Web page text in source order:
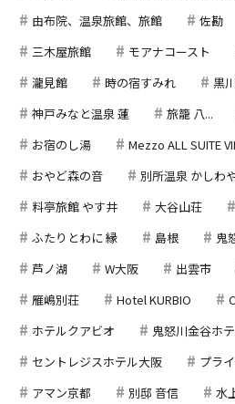
由布院、温泉旅館、旅館
佐勘
三木屋旅館
モアナコースト
瀧見館
時の宿すみれ
黒
神戸みなと温泉 蓮
旅籠 八...
お宿のし湯
Mezzo ALL SUITE
おやど森の音
別所温泉 かしわ
料亭旅館 やす井
大谷山荘
ふたりとわに 縁
島根
鬼
芦ノ湖
W大阪 出雲市
雁嶋別荘
Hotel KURBIO
ホテルクアビオ
鬼怒川金谷ホ
セントレジスホテル大阪
プラ
アマン京都
別邸 音信
水